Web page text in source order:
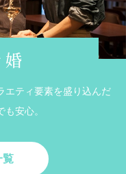
婚
エティ要素を盛り込んだ
安心。
覧